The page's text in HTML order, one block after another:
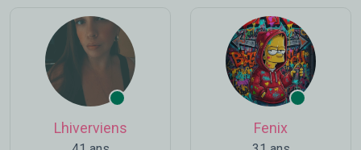
Lhiverviens Fenix